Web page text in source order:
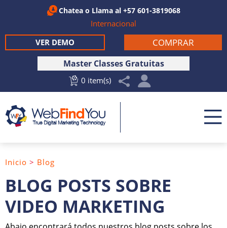
Chatea o Llama al +57 601-3819068
Internacional
Master Classes Gratuitas
0 item(s)
COMPRAR
VER DEMO
BLOG POSTS SOBRE
VIDEO MARKETING
Inicio > Blog